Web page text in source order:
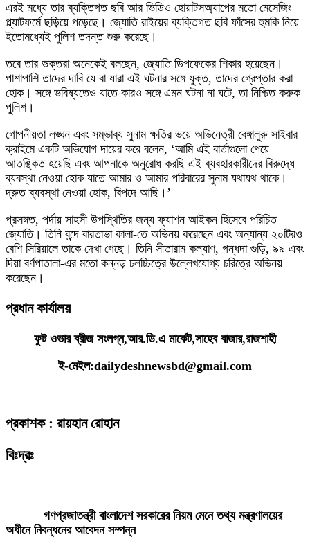
এরই মধ্যে তার ব্যক্তিগত ছবি আর ভিডিও হোয়াটসঅ্যাপের মতো মেসেজিং
প্ল্যাটফর্মে ছড়িয়ে পড়েছে। জ্যোতি রাইয়ের ব্যক্তিগত ছবি ফাঁসের হুমকি নিয়ে
ইতোমধ্যেই পুলিশ তদন্ত শুরু করেছে।
তবে তার ভক্তরা অনেকেই বলছেন, জ্যোতি ডিপফেকের শিকার হয়েছেন।
পাশাপাশি তাদের দাবি যে বা যারা এই ঘটনার সঙ্গে যুক্ত, তাদের গ্রেপ্তার করা
হোক। সঙ্গে ভবিষ্যতেও যাতে কারও সঙ্গে এমন ঘটনা না ঘটে, তা নিশ্চিত করুক
পুলিশ।
গোপনীয়তা লঙ্ঘন এবং সম্ভাব্য সুনাম ক্ষতির ভয়ে অভিনেত্রী বেঙ্গালুরু সাইবার
ক্রাইমে একটি অভিযোগ দায়ের করে বলেন, ‘আমি এই বার্তাগুলো পেয়ে
আতঙ্কিত হয়েছি এবং আপনাকে অনুরোধ করছি এই ব্যবহারকারীদের বিরুদ্ধে
ব্যবস্থা নেওয়া হোক যাতে আমার ও আমার পরিবারের সুনাম যথাযথ থাকে।
দ্রুত ব্যবস্থা নেওয়া হোক, বিপদে আছি।’
প্রসঙ্গত, পর্দায় সাহসী উপস্থিতির জন্য ফ্যাশন আইকন হিসেবে পরিচিত
জ্যোতি। তিনি বন্দে বারতাভা কালা-তে অভিনয় করেছেন এবং অন্যান্য ২০টিরও
বেশি সিরিয়ালে তাকে দেখা গেছে। তিনি সীতারাম কল্যাণ, গন্ধদা গুড়ি, ৯৯ এবং
দিয়া বর্ণপাতালা-এর মতো কন্নড় চলচ্চিত্রে উল্লেখযোগ্য চরিত্রে অভিনয়
করেছেন।
প্রধান কার্যালয়
ফুট ওভার ব্রীজ সংলগ্ন,আর.ডি.এ মার্কেট,সাহেব বাজার,রাজশাহী
ই-মেইল:dailydeshnewsbd@gmail.com
প্রকাশক : রায়হান রোহান
বিঃদ্রঃ
গণপ্রজাতন্ত্রী বাংলাদেশ সরকারের নিয়ম মেনে তথ্য মন্ত্রণালয়ের
অধীনে নিবন্ধনের আবেদন সম্পন্ন